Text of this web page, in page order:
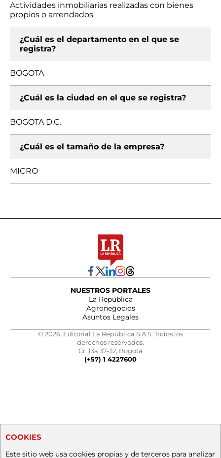
Actividades inmobiliarias realizadas con bienes
propios o arrendados
¿Cuál es el departamento en el que se
registra?
BOGOTA
¿Cuál es la ciudad en el que se registra?
BOGOTA D.C.
¿Cuál es el tamaño de la empresa?
MICRO
NUESTROS PORTALES
La República
Agronegocios
Asuntos Legales
© 2026, Editorial La República S.A.S. Todos los
derechos reservados.
Cr. 13a 37-32, Bogotá
(+57) 1 4227600
COOKIES
Este sitio web usa cookies propias y de terceros para analizar